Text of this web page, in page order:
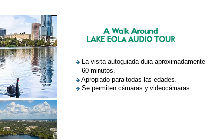
La visita autoguiada dura aproximadamente
60 minutos.
Apropiado para todas las edades.
Se permiten cámaras y videocámaras